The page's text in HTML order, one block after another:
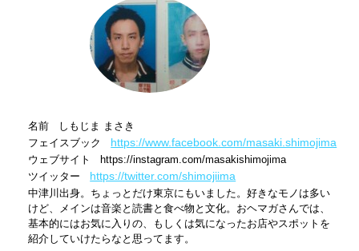
名前 しもじま まさき
フェイスブック https://www.facebook.com/masaki.shimojima
ウェブサイト https://instagram.com/masakishimojima
ツイッター https://twitter.com/shimojiima
中津川出身。ちょっとだけ東京にもいました。好きなモノは多い
けど、メインは音楽と読書と食べ物と文化。おヘマガさんでは、
基本的にはお気に入りの、もしくは気になったお店やスポットを
紹介していけたらなと思ってます。